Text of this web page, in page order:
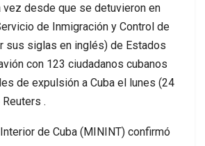
vez desde que se detuvieron en
de Inmigración y Control de
sus siglas en inglés) de Estados
con 123 ciudadanos cubanos
de expulsión a Cuba el lunes (24
.
de Cuba (MININT) confirmó